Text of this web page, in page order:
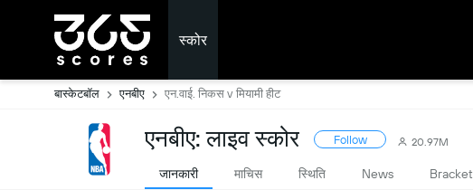
स्कोर
बास्केटबॉल एनबीए एन.वाई. निकस v मियामी हीट
एनबीए: लाइव स्कोर Follow 20.97M
जानकारी माचिस स्थिति News Bracket